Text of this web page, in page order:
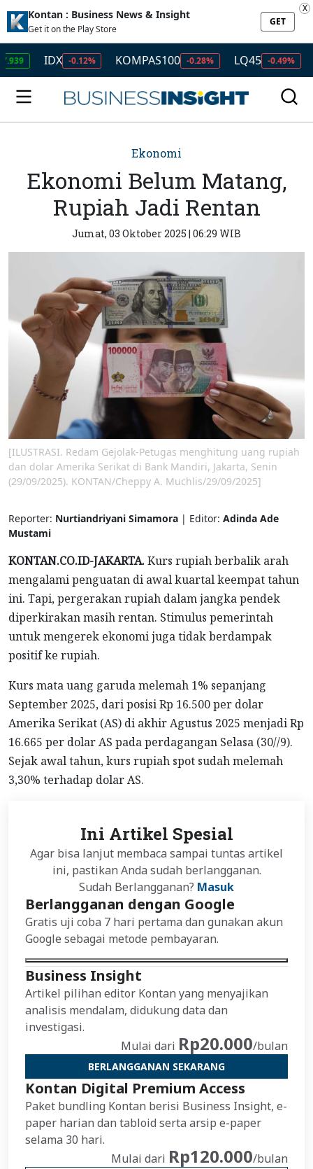
Kontan : Business News & Insight
Get it on the Play Store
GET
X
IDX -0.12% KOMPAS100 -0.28% LQ45 -0.49% ISSI
Ekonomi
Ekonomi Belum Matang,
Rupiah Jadi Rentan
Jumat, 03 Oktober 2025 | 06:29 WIB
[ILUSTRASI. Redam Gejolak-Petugas menghitung uang rupiah
dan dolar Amerika Serikat di Bank Mandiri, Jakarta, Senin
(29/09/2025). KONTAN/Cheppy A. Muchlis/29/09/2025]
Reporter: Nurtiandriyani Simamora | Editor: Adinda Ade
Mustami
KONTAN.CO.ID-JAKARTA.Kurs rupiah berbalik arah
mengalami penguatan di awal kuartal keempat tahun
ini. Tapi, pergerakan rupiah dalam jangka pendek
diperkirakan masih rentan. Stimulus pemerintah
untuk mengerek ekonomi juga tidak berdampak
positif ke rupiah.
Kurs mata uang garuda melemah 1% sepanjang
September 2025, dari posisi Rp 16.500 per dolar
Amerika Serikat (AS) di akhir Agustus 2025 menjadi Rp
16.665 per dolar AS pada perdagangan Selasa (30//9).
Sejak awal tahun, kurs rupiah spot sudah melemah
3,30% terhadap dolar AS.
Ini Artikel Spesial
Agar bisa lanjut membaca sampai tuntas artikel
ini, pastikan Anda sudah berlangganan.
Sudah Berlangganan? Masuk
Berlangganan dengan Google
Gratis uji coba 7 hari pertama dan gunakan akun
Google sebagai metode pembayaran.
Business Insight
Artikel pilihan editor Kontan yang menyajikan
analisis mendalam, didukung data dan
investigasi.
Mulai dari Rp20.000/bulan
BERLANGGANAN SEKARANG
Kontan Digital Premium Access
Paket bundling Kontan berisi Business Insight, e-
paper harian dan tabloid serta arsip e-paper
selama 30 hari.
Mulai dari Rp120.000/bulan